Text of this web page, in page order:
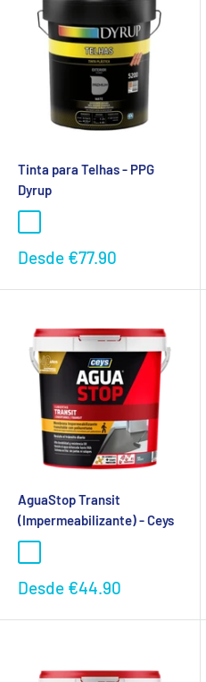
Tinta para Telhas - PPG
Dyrup
Preço
Desde €77.90
AguaStop Transit
(Impermeabilizante) - Ceys
Preço
Desde €44.90